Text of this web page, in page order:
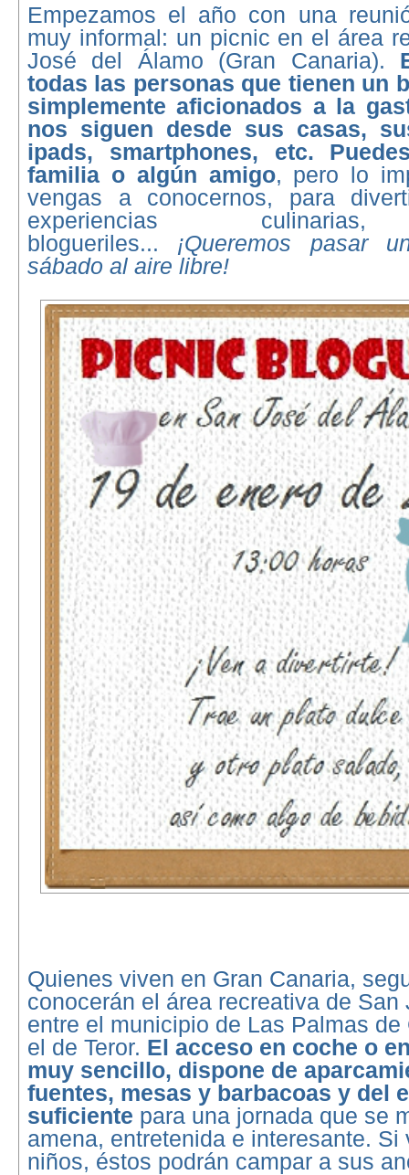
Empezamos el año con una
muy informal: un picnic en el área
José del Álamo (Gran Canaria).
todas las personas que tienen un
simplemente aficionados a la
nos siguen desde sus casas,
ipads, smartphones, etc.
familia o algún amigo, pero lo
vengas a conocernos, para
experiencias
blogueriles... ¡Queremos pasar
sábado al aire libre!
Quienes viven en Gran Canaria,
conocerán el área recreativa de San
entre el municipio de Las Palmas de
el de Teror. El acceso en coche o
muy sencillo, dispone de
fuentes, mesas y barbacoas y del
suficiente para una jornada que se
amena, entretenida e interesante. Si
niños, éstos podrán campar a sus